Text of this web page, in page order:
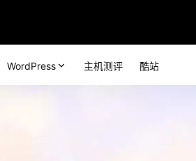
WordPress 主机测评 酷站